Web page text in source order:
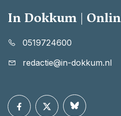
In Dokkum |
0519724600
redactie@in-dokkum.nl